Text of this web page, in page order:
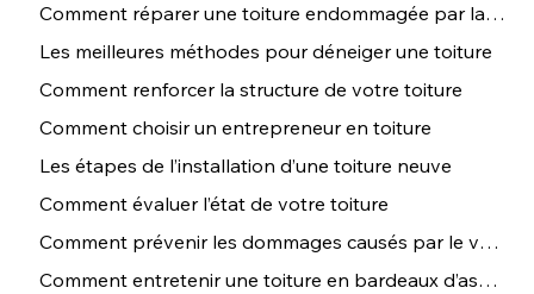
Comment réparer une toiture endommagée par la grêle
Les meilleures méthodes pour déneiger une toiture
Comment renforcer la structure de votre toiture
Comment choisir un entrepreneur en toiture
Les étapes de l’installation d’une toiture neuve
Comment évaluer l’état de votre toiture
Comment prévenir les dommages causés par le vent sur votre toit
Comment entretenir une toiture en bardeaux d’asphalte